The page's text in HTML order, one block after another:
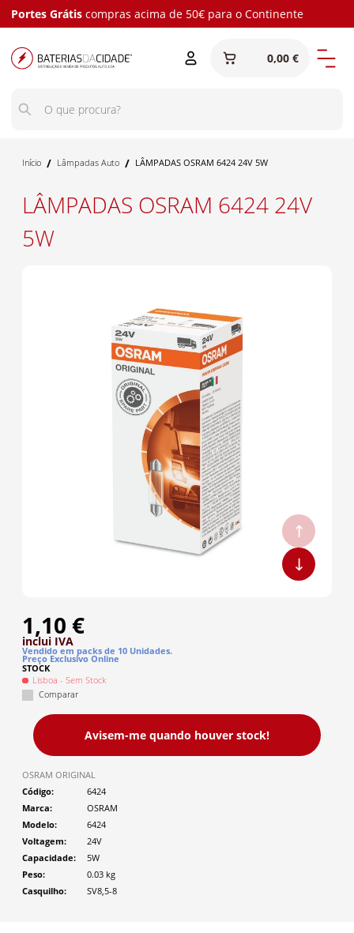
Portes Grátis compras acima de 50€ para o Continente
0,00 €
Início / Lâmpadas Auto / LÂMPADAS OSRAM 6424 24V 5W
LÂMPADAS OSRAM 6424 24V
5W
1,10 €
inclui IVA
Vendido em packs de 10 Unidades.
Preço Exclusivo Online
STOCK
Lisboa - Sem Stock
Comparar
Avisem-me quando houver stock!
OSRAM ORIGINAL
Código
6424
Marca
OSRAM
Modelo
6424
Voltagem
24V
Capacidade
5W
Peso
0.03 kg
Casquilho
SV8,5-8